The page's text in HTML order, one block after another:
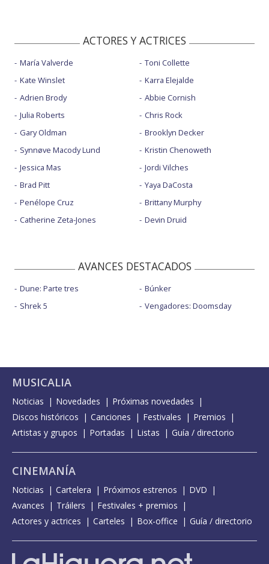
ACTORES Y ACTRICES
María Valverde
Kate Winslet
Adrien Brody
Julia Roberts
Gary Oldman
Synnøve Macody Lund
Jessica Mas
Brad Pitt
Penélope Cruz
Catherine Zeta-Jones
Toni Collette
Karra Elejalde
Abbie Cornish
Chris Rock
Brooklyn Decker
Kristin Chenoweth
Jordi Vilches
Yaya DaCosta
Brittany Murphy
Devin Druid
AVANCES DESTACADOS
Dune: Parte tres
Shrek 5
Búnker
Vengadores: Doomsday
MUSICALIA
Noticias Novedades
Próximas novedades
Discos históricos
Canciones Festivales
Premios
Artistas y grupos
Portadas Listas Guía / directorio
CINEMANÍA
Noticias Cartelera Próximos estrenos
DVD
Avances
Tráilers
Festivales + premios
Actores y actrices
Carteles Box-office Guía / directorio